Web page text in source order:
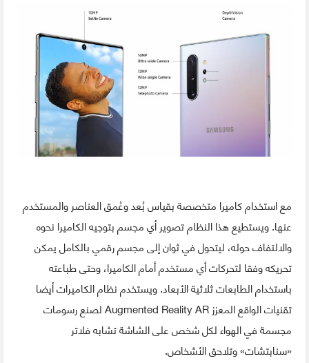
مع استخدام كاميرا متخصصة بقياس بُعد وعُمق العناصر والمستخدم
عنها. ويستطيع هذا النظام تصوير أي مجسم بتوجيه الكاميرا نحوه
والالتفاف حوله، ليتحول في ثوان إلى مجسم رقمي بالكامل يمكن
تحريكه وفقا لتحركات أي مستخدم أمام الكاميرا، وحتى طباعته
باستخدام الطابعات ثلاثية الأبعاد. ويستخدم نظام الكاميرات أيضا
تقنيات الواقع المعزز Augmented Reality AR لصنع رسومات
مجسمة في الهواء لكل شخص على الشاشة تشابه فلاتر
«سنابتشات» وتلاحق الأشخاص.